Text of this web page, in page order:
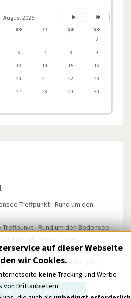
August 2026
Do Fr Sa
So
1
2
6 7 8
9
13 14 15
16
20 21 22
23
27 28 29
30
Treffpunkt - Rund um den
- Rund um den Bodensee
Beschreibung, Bilder, Label,
Video, Dokumente (.doc .pdf)
JETZT EINTRAGEN
auf dieser Webseite
wir Cookies.
keine Tracking und Werbe-
von Drittanbietern.